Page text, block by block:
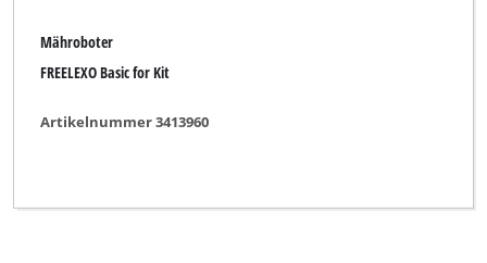
Mähroboter
FREELEXO Basic for Kit
Artikelnummer 3413960